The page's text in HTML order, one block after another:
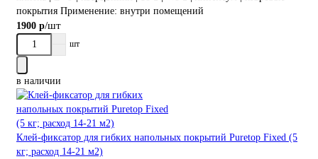
покрытия Применение: внутри помещений
1900 р/шт
шт
в наличии
Клей-фиксатор для гибких напольных покрытий Puretop Fixed (5
кг; расход 14-21 м2)